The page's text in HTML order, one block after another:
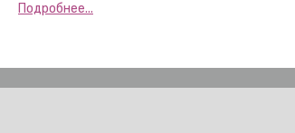
Подробнее...